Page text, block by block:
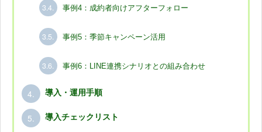
3.4. 事例4：成約者向けアフターフォロー
3.5. 事例5：季節キャンペーン活用
3.6. 事例6：LINE連携シナリオとの組み合わせ
4. 導入・運用手順
5. 導入チェックリスト